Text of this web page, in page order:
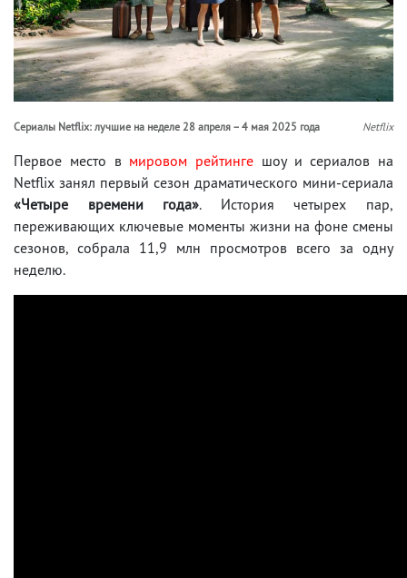
Сериалы Netflix: лучшие на неделе 28 апреля – 4 мая 2025 года Netflix
Первое место в мировом рейтинге шоу и сериалов на
Netflix занял первый сезон драматического мини-сериала
«Четыре времени года». История четырех пар,
переживающих ключевые моменты жизни на фоне смены
сезонов, собрала 11,9 млн просмотров всего за одну
неделю.